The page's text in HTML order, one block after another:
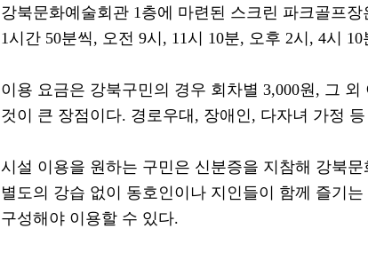
강북문화예술회관 1층에 마련된 스크린 파크골프
1시간 50분씩, 오전 9시 , 11시 10분, 오후 2시 , 4시 10
이용 요금은 강북구민의 경우 회차별 3,000원 , 그 외
것이 큰 장점이다. 경로우대 , 장애인, 다자녀 가정
시설 이용을 원하는 구민은 신분증을 지참해 강북
별도의 강습 없이 동호인이나 지인들이 함께 즐기
구성해야 이용할 수 있다.